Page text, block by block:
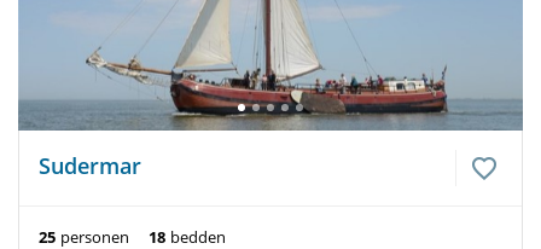
Sudermar
25 personen 18 bedden